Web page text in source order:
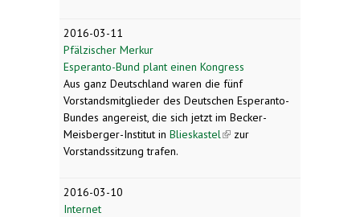
2016-03-11
Pfälzischer Merkur
Esperanto-Bund plant einen Kongress
Aus ganz Deutschland waren die fünf
Vorstandsmitglieder des Deutschen Esperanto-
Bundes angereist, die sich jetzt im Becker-
Meisberger-Institut in Blieskastel(link is external)
zur
Vorstandssitzung trafen.
2016-03-10
Internet